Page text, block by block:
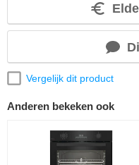
Vergelijk dit product
Anderen bekeken ook